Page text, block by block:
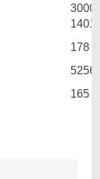
3000
178
5256
165